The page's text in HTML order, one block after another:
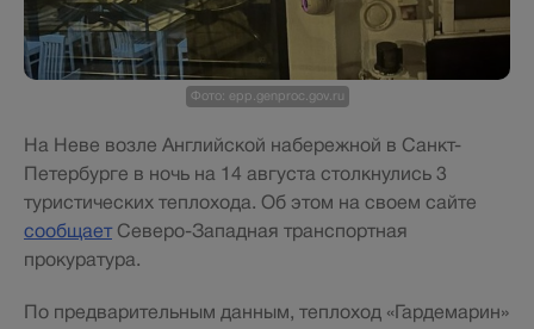
Фото: epp.genproc.gov.ru
На Неве возле Английской набережной в Санкт-
Петербурге в ночь на 14 августа столкнулись 3
туристических теплохода. Об этом на своем сайте
сообщаетСеверо-Западная транспортная
прокуратура.
По предварительным данным, теплоход «Гардемарин»